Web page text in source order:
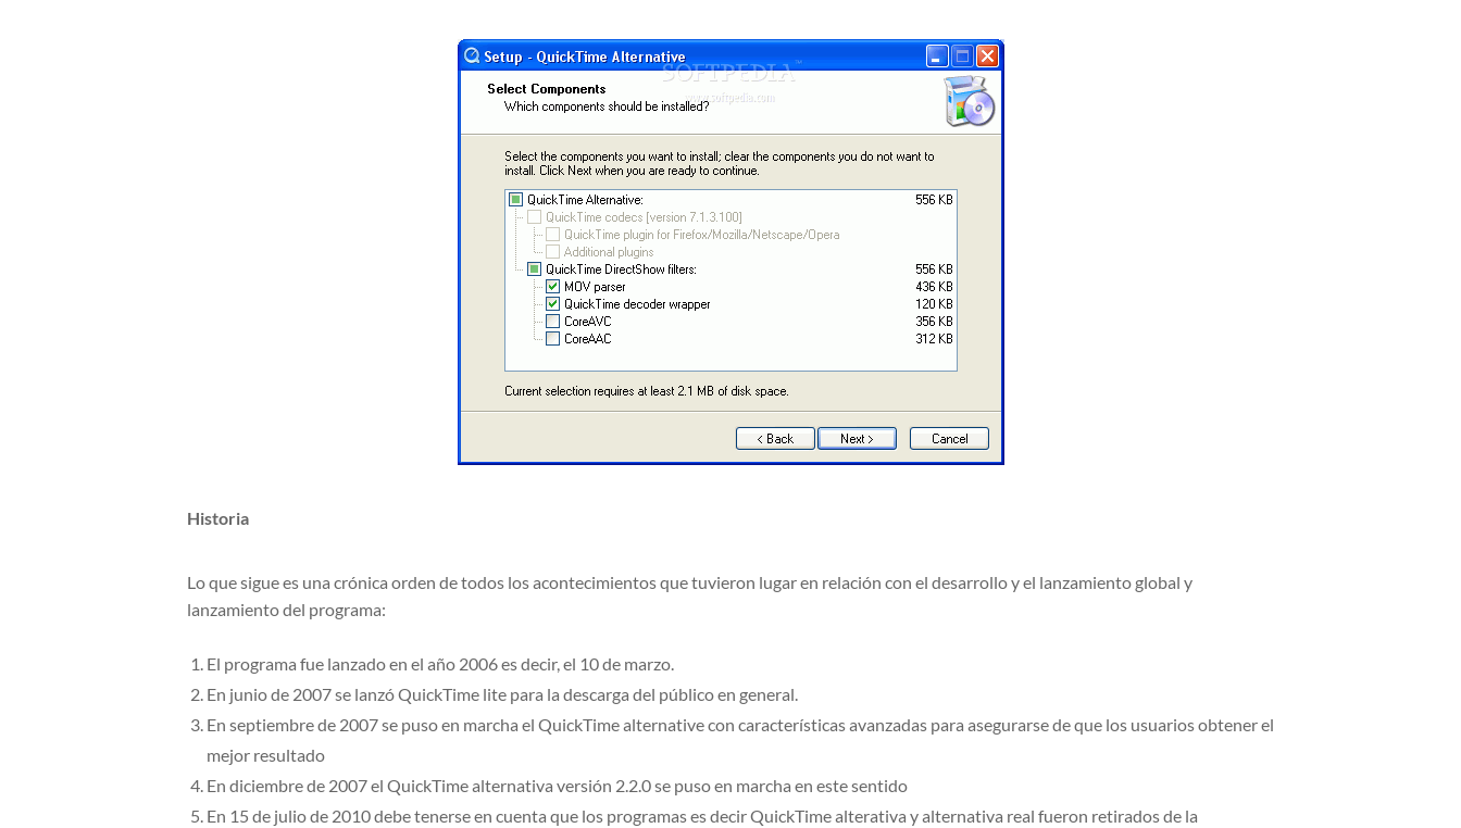
Historia
Lo que sigue es una crónica orden de todos los acontecimientos que tuvieron lugar en relación con el desarrollo y el lanzamiento global y
lanzamiento del programa:
El programa fue lanzado en el año 2006 es decir, el 10 de marzo.
En junio de 2007 se lanzó QuickTime lite para la descarga del público en general.
En septiembre de 2007 se puso en marcha el QuickTime alternative con características avanzadas para asegurarse de que los usuarios obtener el
mejor resultado
En diciembre de 2007 el QuickTime alternativa versión 2.2.0 se puso en marcha en este sentido
En 15 de julio de 2010 debe tenerse en cuenta que los programas es decir QuickTime alterativa y alternativa real fueron retirados de la